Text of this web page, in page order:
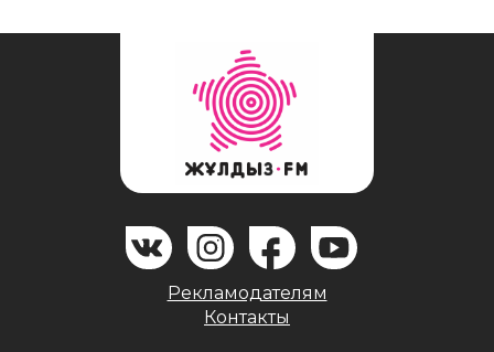
Рекламодателям
Контакты